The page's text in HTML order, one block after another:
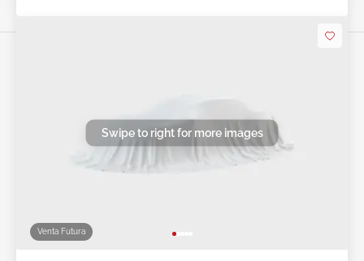
Venta Futura
Swipe to right for more images